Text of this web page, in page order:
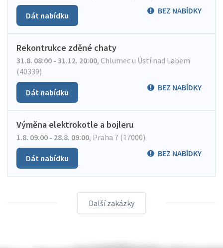
BEZ NABÍDKY
Dát nabídku
Rekontrukce zděné chaty
31.8. 08:00 - 31.12. 20:00, Chlumec u Ústí nad Labem
(40339)
BEZ NABÍDKY
Dát nabídku
Výměna elektrokotle a bojleru
1.8. 09:00 - 28.8. 09:00, Praha 7 (17000)
BEZ NABÍDKY
Dát nabídku
Další zakázky